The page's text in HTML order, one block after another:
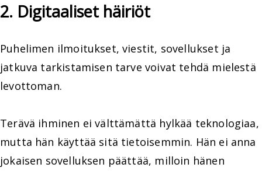
2. Digitaaliset häiriöt
Puhelimen ilmoitukset, viestit, sovellukset ja
jatkuva tarkistamisen tarve voivat tehdä mielestä
levottoman.
Terävä ihminen ei välttämättä hylkää teknologiaa,
mutta hän käyttää sitä tietoisemmin. Hän ei anna
jokaisen sovelluksen päättää, milloin hänen